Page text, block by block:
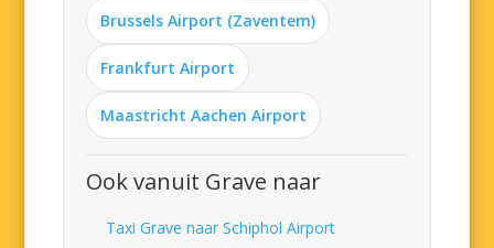
Brussels Airport (Zaventem)
Frankfurt Airport
Maastricht Aachen Airport
Ook vanuit Grave naar
Taxi Grave naar Schiphol Airport